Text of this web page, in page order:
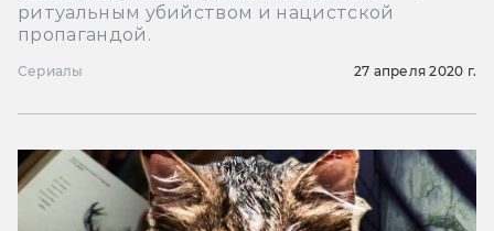
ритуальным убийством и нацистской
пропагандой.
Сериалы 27 апреля 2020 г.